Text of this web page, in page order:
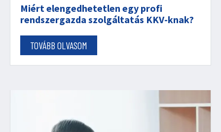
Miért elengedhetetlen egy profi
rendszergazda szolgáltatás KKV-knak?
TOVÁBB OLVASOM